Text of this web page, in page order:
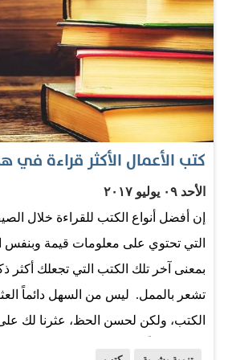
باختيار أفضل النصائح والاستراتيجيات.
الوسائل التي ستساعدك على تحفيز
أهدافك: 1- غيّر الطريقة التي تتحدث
مستخدم «كورا»، باسكار بقشي، عن كونه
من كونه متجنباً للفشل. وهذه الفكرة
البروفيسور سكوت جلير، أستاذ علم
«فرجينيا تيك»، وذلك خلال حديث له في
أشار فيه إلى أن إيجاد الدافع الذاتي
الطريقة التي تتحدث فيها إلى نفسك.
كنت طالب علم، هل تذهب إلى الجامعة
منها؟ (أي تجنب الفشل) أم تذهب إليها
وتقترب أكثر…
كتب الأعمال الأكثر قراءة في
الأحد ٠٩ يوليو ٢٠١٧
إن أفضل أنواع الكتب للقراءة خلال
التي تحتوي على معلومات قيمة وبنفس
بمعنى آخر تلك الكتب التي تجعلك أكثر
تشعر بالممل. ليس من السهل دائماً
الكتب، ولكن لحسن الحظ، عثرنا لك